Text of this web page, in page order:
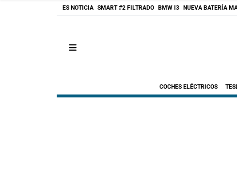
ES NOTICIA SMART #2 FILTRADO BMW I3 NUEVA BATERÍA
COCHES ELÉCTRICOS